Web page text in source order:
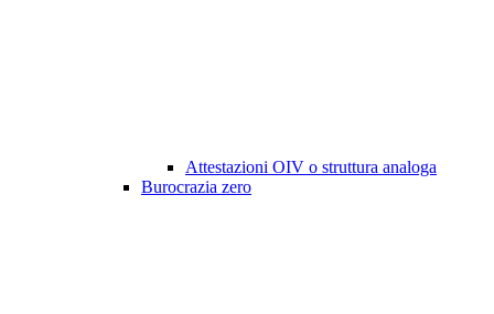
Attestazioni OIV o struttura analoga
Burocrazia zero